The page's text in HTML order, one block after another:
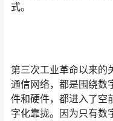
式。
第三次工业革命以来的
通信网络，都是围绕数
件和硬件，都进入了空
字化靠拢。因为只有数